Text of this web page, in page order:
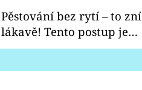
Pěstování bez rytí – to zní
lákavě! Tento postup je
vhodný jen pro některé